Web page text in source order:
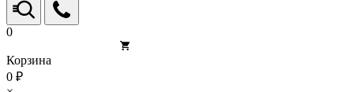
0
Корзина
0 ₽